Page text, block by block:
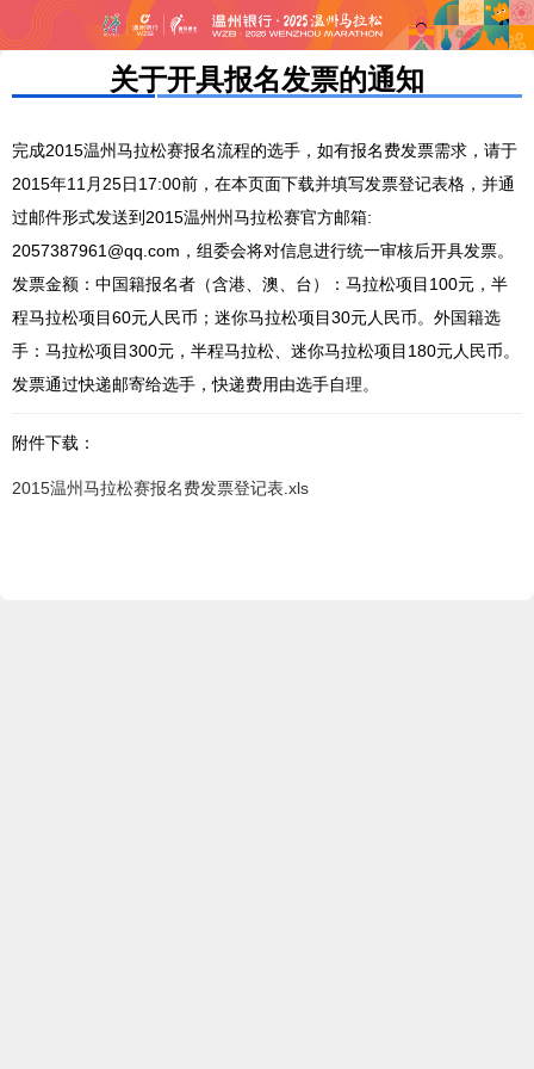
关于开具报名发票的通知
完成2015温州马拉松赛报名流程的选手，如有报名费发票需求，请于
2015年11月25日17:00前，在本页面下载并填写发票登记表格，并通
过邮件形式发送到2015温州州马拉松赛官方邮箱:
2057387961@qq.com，组委会将对信息进行统一审核后开具发票。
发票金额：中国籍报名者（含港、澳、台）：马拉松项目100元，半
程马拉松项目60元人民币；迷你马拉松项目30元人民币。外国籍选
手：马拉松项目300元，半程马拉松、迷你马拉松项目180元人民币。
发票通过快递邮寄给选手，快递费用由选手自理。
附件下载 ：
2015温州马拉松赛报名费发票登记表.xls